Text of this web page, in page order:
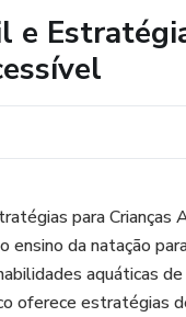
e
para Crianças
da natação
aquáticas
oferece estratégias